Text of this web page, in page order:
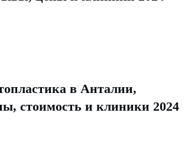
в Анталии,
стоимость и клиники 2024